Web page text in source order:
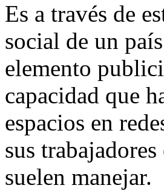
Es a través de
social de un
elemento
capacidad que
espacios en
sus
suelen manejar.